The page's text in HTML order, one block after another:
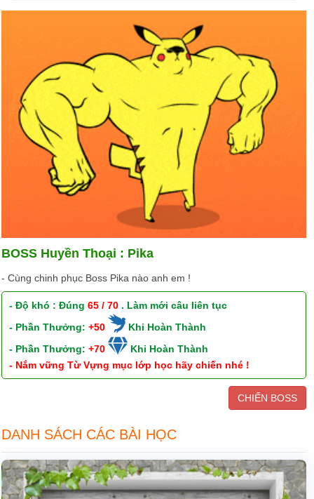
BOSS Huyền Thoại : Pika
- Cùng chinh phục Boss Pika nào anh em !
- Độ khó : Đúng65 / 70 . Làm mới câu liên tục
- Phần Thưởng:+50
Khi Hoàn Thành
- Phần Thưởng:+70
Khi Hoàn Thành
- Nắm vững Từ Vựng mục lớp học hãy chiến nhé !
CHIẾN BOSS
DANH SÁCH CÁC BÀI HỌC